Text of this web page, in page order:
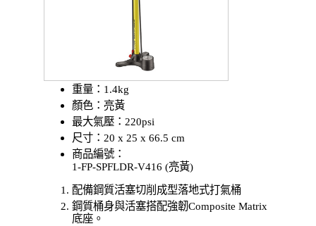
重量：1.4kg
顏色：亮黃
最大氣壓：220psi
尺寸：20 x 25 x 66.5 cm
商品編號：
1-FP-SPFLDR-V416 (亮黃)
配備鋼質活塞切削成型落地式打氣桶
鋼質桶身與活塞搭配強韌Composite Matrix
底座。